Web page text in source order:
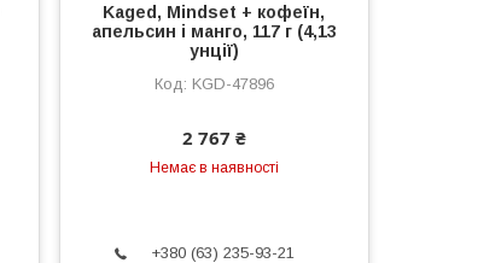
Kaged, Mindset + кофеїн,
апельсин і манго, 117 г (4,13
унції)
KGD-47896
2 767 ₴
Немає в наявності
+380 (63) 235-93-21